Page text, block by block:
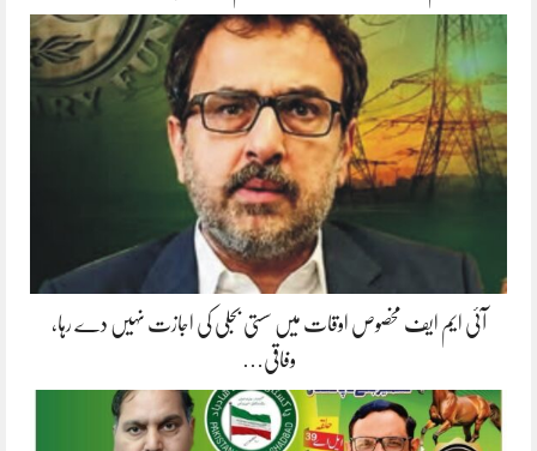
آئی ایم ایف مخصوص اوقات میں سستی بجلی کی اجازت نہیں دے رہا،
وفاقی…